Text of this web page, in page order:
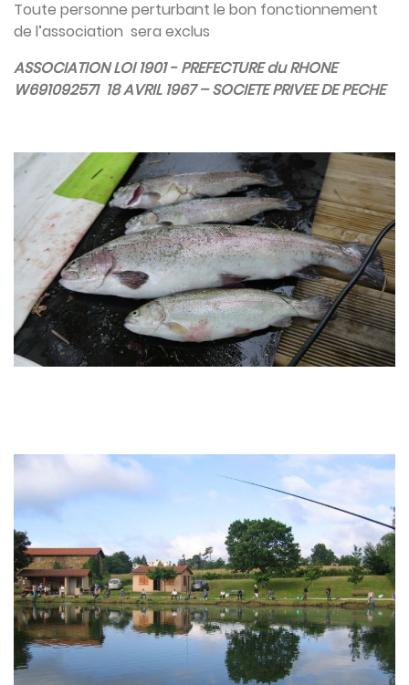
Toute personne perturbant le bon fonctionnement
de l’association sera exclus
ASSOCIATION LOI 1901 - PREFECTURE du RHONE
W691092571 18 AVRIL 1967 – SOCIETE PRIVEE DE PECHE